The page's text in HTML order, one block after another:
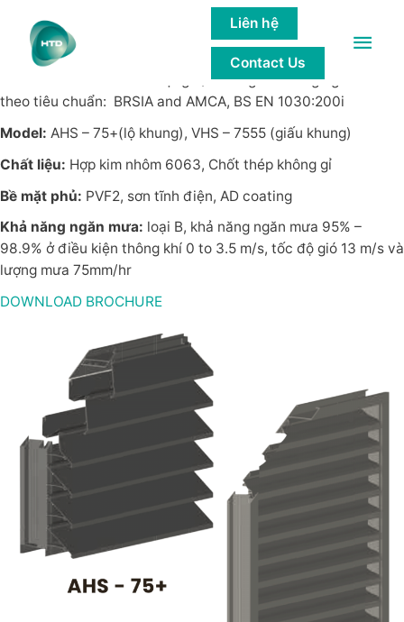
Main
Liên hệ
Contact Us
LAM ĐƠN CÁNH
Lam nhôm đơn
có khả năng chống chịu và ngăn
mưa cao với tiêu chuẩn hạng B/C trong khả năng ngăn mưa
theo tiêu chuẩn: BRSIA and AMCA, BS EN 1030:200i
Model: AHS – 75+(lộ khung), VHS – 7555 (giấu khung)
Chất liệu: Hợp kim nhôm 6063, Chốt thép không gỉ
Bề mặt phủ: PVF2, sơn tĩnh điện, AD coating
Khả năng ngăn mưa: loại B, khả năng ngăn mưa 95% –
98.9% ở điều kiện thông khí 0 to 3.5 m/s, tốc độ gió 13 m/s và
lượng mưa 75mm/hr
DOWNLOAD BROCHURE